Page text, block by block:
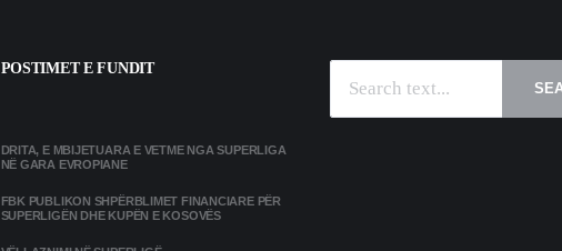
POSTIMET E FUNDIT
DRITA, E MBIJETUARA E VETME NGA SUPERLIGA
NË GARA EVROPIANE
FBK PUBLIKON SHPËRBLIMET FINANCIARE PËR
SUPERLIGËN DHE KUPËN E KOSOVËS